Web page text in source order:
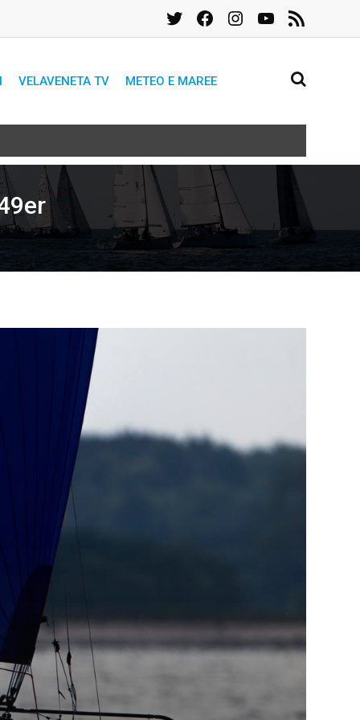
TwitterFacebookInstagramYouTube
Feed
RSS
VELAVENETA TV METEO E MAREE